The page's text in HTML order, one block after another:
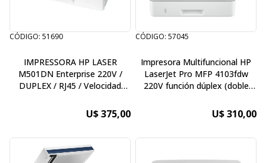
CÓDIGO: 51690
IMPRESSORA HP LASER
M501DN Enterprise 220V /
DUPLEX / RJ45 / Velocidad
ePrint; Apple AirPrint™ / Ciclo
trabajo mensual 100.000
87X CF287X -18.000 paginas )
U$ 375,00
CÓDIGO: 57045
Impresora Multifuncional HP
LaserJet Pro MFP 4103fdw
220V función dúplex (doble
escaneo como en la impresión
U$ 310,00